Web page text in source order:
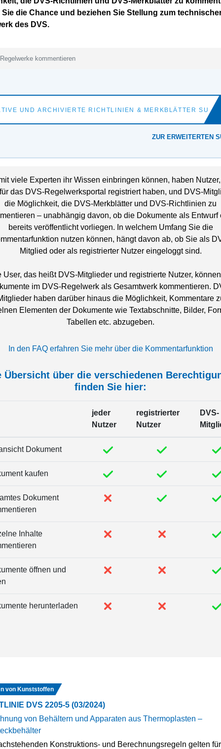
Sie die Chance und beziehen Sie Stellung zum
des DVS.
Regelwerke kommentieren
ZUR ERWEITERTEN
viele Experten ihr Wissen einbringen können, haben
das DVS-Regelwerksportal registriert haben, und DVS-
die Möglichkeit, die DVS-Merkblätter und DVS-Richtlinien zu
– unabhängig davon, ob die Dokumente als Entwurf
bereits veröffentlicht vorliegen. In welchem Umfang Sie die
nutzen können, hängt davon ab, ob Sie als
Mitglied oder als registrierter Nutzer eingeloggt sind.
User, das heißt DVS-Mitglieder und registrierte Nutzer,
im DVS-Regelwerk als Gesamtwerk kommentieren.
haben darüber hinaus die Möglichkeit, Kommentare
Elementen der Dokumente wie Textabschnitte, Bilder,
Tabellen etc. abzugeben.
In den FAQ erfahren Sie mehr über die Kommentarfunktion
Übersicht über die verschiedenen
finden Sie hier:
jeder
Nutzer
registrierter
Nutzer
DVS-
Dokument
kaufen
Dokument
Inhalte
öffnen und
herunterladen
von Kunststoffen
DVS 2205-5 (03/2024)
von Behältern und Apparaten aus Thermoplasten –
Konstruktions- und Berechnungsregeln gelten für